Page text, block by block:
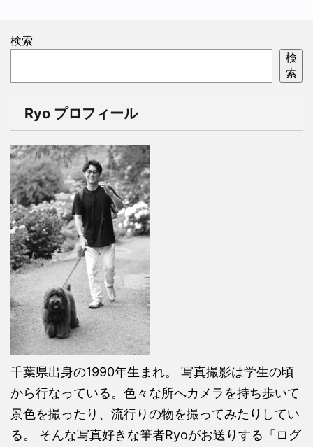
検索
検
索
Ryo プロフィール
千葉県出身の1990年生まれ。 写真撮影は学生の頃
から行なっている。色々な所へカメラを持ち歩いて
景色を撮ったり、流行りの物を撮ってみたりしてい
る。 そんな写真好きな筆者Ryoがお送りする「ログ